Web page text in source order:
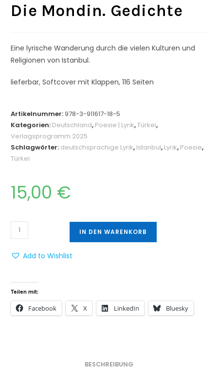
Die Mondin. Gedichte
Eine lyrische Wanderung durch die vielen Kulturen und
Religionen von Istanbul.
lieferbar, Softcover mit Klappen, 116 Seiten
Artikelnummer:978-3-911617-18-5
Kategorien: Deutschland, Poesie | Lyrik,Türkei,
Verlagsprogramm 2025
Schlagwörter: deutschsprachige Lyrik, Istanbul, Lyrik, Poesie,
Türkei
15,00 €
IN DEN WARENKORB
Add to Wishlist
Teilen mit:
Facebook X LinkedIn Bluesky
BESCHREIBUNG